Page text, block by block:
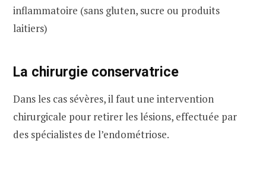
inflammatoire (sans gluten, sucre ou produits
laitiers)
La chirurgie conservatrice
Dans les cas sévères, il faut une intervention
chirurgicale pour retirer les lésions, effectuée par
des spécialistes de l’endométriose.